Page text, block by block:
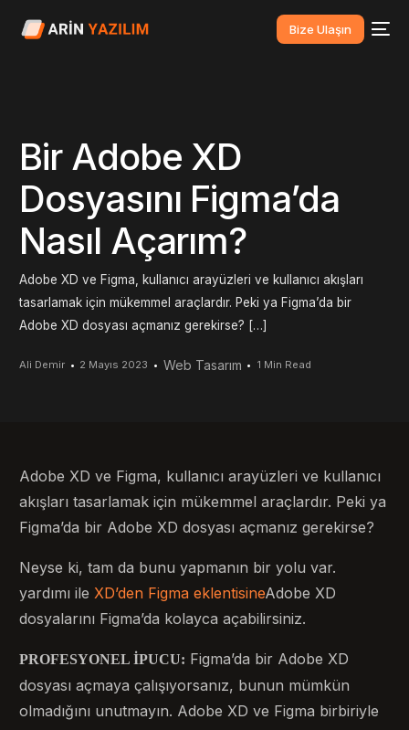
Bize Ulaşın
Bir Adobe XD
Dosyasını Figma’da
Nasıl Açarım?
Adobe XD ve Figma, kullanıcı arayüzleri ve kullanıcı akışları
tasarlamak için mükemmel araçlardır. Peki ya Figma’da bir
Adobe XD dosyası açmanız gerekirse? […]
Ali Demir 2 Mayıs 2023 Web Tasarım 1 Min Read
Adobe XD ve Figma, kullanıcı arayüzleri ve kullanıcı
akışları tasarlamak için mükemmel araçlardır. Peki ya
Figma’da bir Adobe XD dosyası açmanız gerekirse?
Neyse ki, tam da bunu yapmanın bir yolu var.
yardımı ile XD’den Figma eklentisineAdobe XD
dosyalarını Figma’da kolayca açabilirsiniz.
PROFESYONEL İPUCU: Figma’da bir Adobe XD
dosyası açmaya çalışıyorsanız, bunun mümkün
olmadığını unutmayın. Adobe XD ve Figma birbiriyle